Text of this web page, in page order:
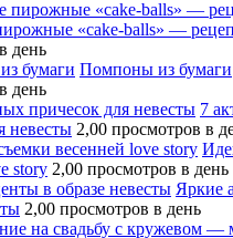
«cake-balls» —
день
Помпоны из бумаги
день
7
невесты 2,00 просмотров в
story 2,00 просмотров в день
Яркие
2,00 просмотров в день